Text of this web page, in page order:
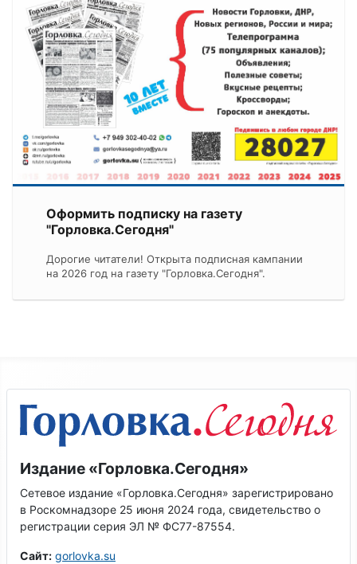
Оформить подписку на газету
"Горловка.Сегодня"
Дорогие читатели! Открыта подписная кампании
на 2026 год на газету "Горловка.Сегодня".
Издание «Горловка.Сегодня»
Сетевое издание «Горловка.Сегодня» зарегистрировано
в Роскомнадзоре 25 июня 2024 года, свидетельство о
регистрации серия ЭЛ № ФС77-87554.
Сайт: gorlovka.su